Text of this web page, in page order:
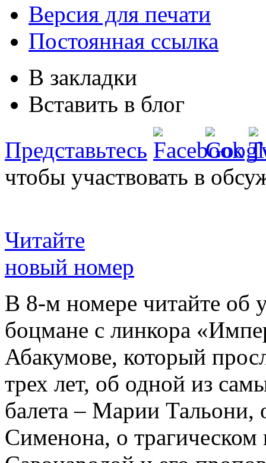
Версия для печати
Постоянная ссылка
В закладки
Вставить в блог
Представьтесь
чтобы участвовать в
Читайте
новый номер
В 8-м номере читайте об
боцмане с линкора
Абакумове, который
трех лет, об одной из
балета – Марии
Сименона, о трагическом